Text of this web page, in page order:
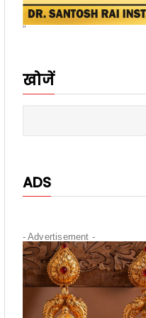
"
खोजें
ADS
- Advertisement -